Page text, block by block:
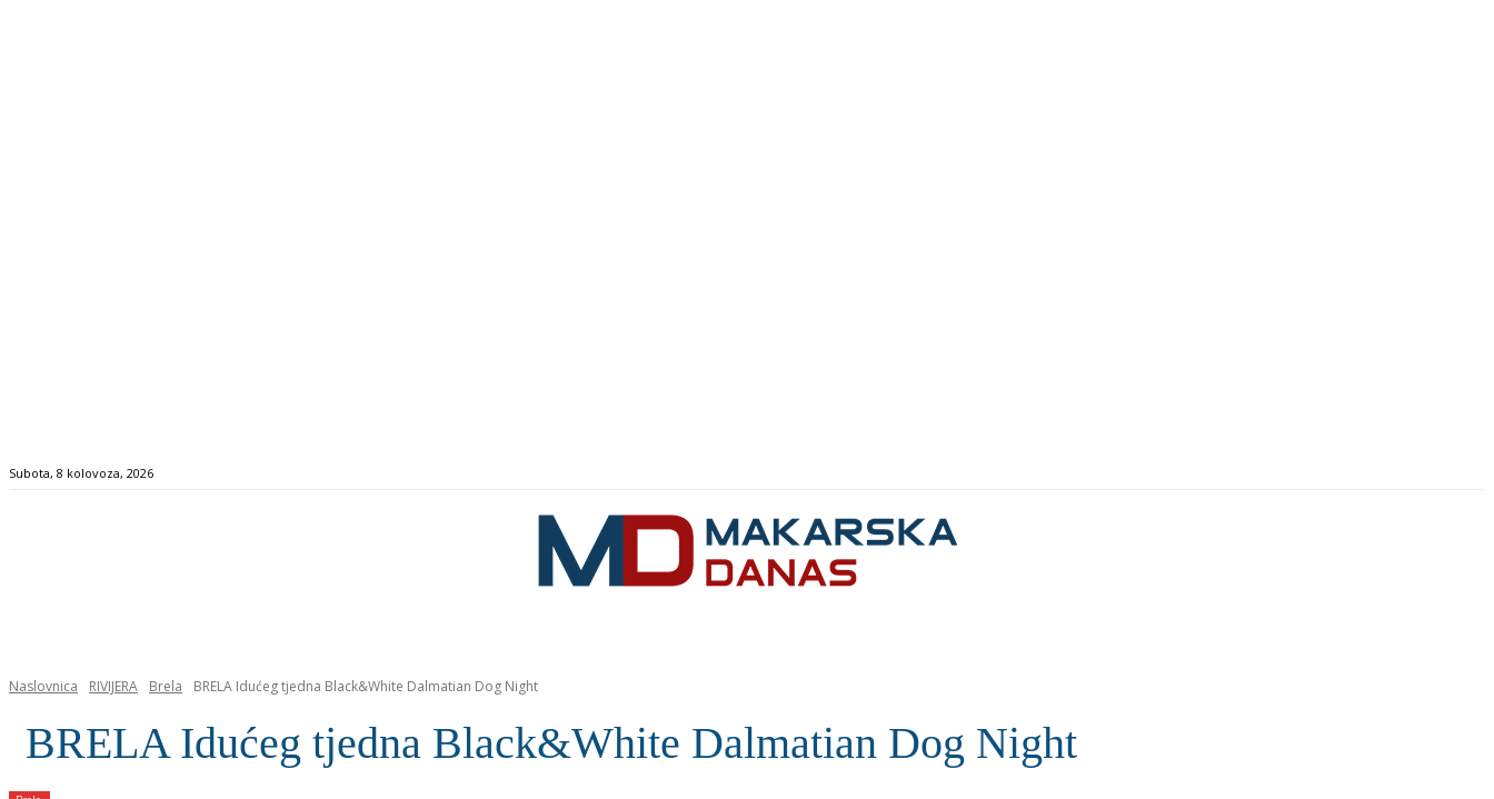
Subota, 8 kolovoza, 2026
Naslovnica RIVIJERA Brela BRELA Idućeg tjedna Black&White Dalmatian Dog Night
BRELA Idućeg tjedna Black&White Dalmatian Dog Night